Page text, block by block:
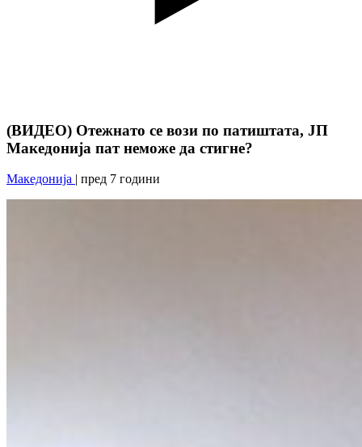
(ВИДЕО) Отежнато се вози по патиштата, ЈП
Македонија пат неможе да стигне?
Македонија | пред 7 години